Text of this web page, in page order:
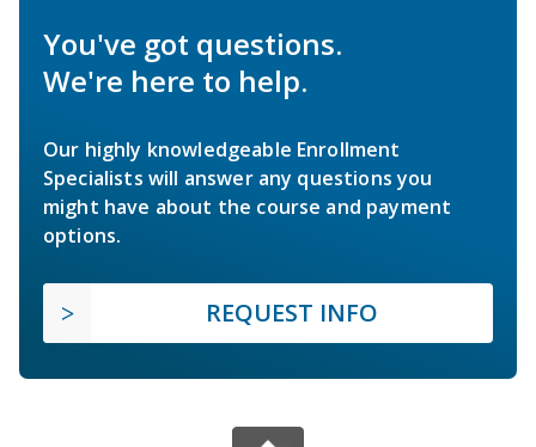
You've got questions.
We're here to help.
Our highly knowledgeable Enrollment
Specialists will answer any questions you
might have about the course and payment
options.
REQUEST INFO